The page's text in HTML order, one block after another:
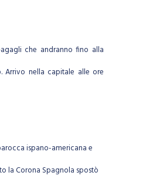
che andranno fino alla
Arrivo nella capitale alle ore
ispano-americana e
la Corona Spagnola spostò